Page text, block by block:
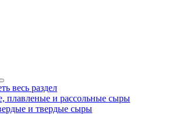
весь раздел
плавленые и рассольные сыры
и твердые сыры